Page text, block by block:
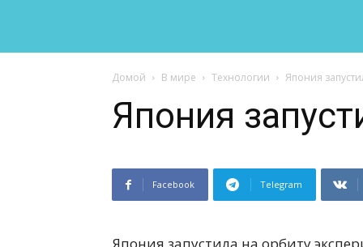
Домой В мире Технологии Япония
Япония
Facebook Telegram